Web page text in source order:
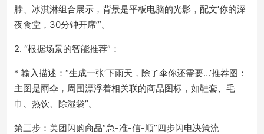
脖、冰淇淋组合展示，背景是平板电脑的光影，配文‘你的深
夜食堂，30分钟开席’”。
2. “根据场景的智能推荐”：
* 输入描述：“生成一张‘下雨天，除了伞你还需要…’推荐图：
主图是雨伞，周围漂浮着相关联的商品图标，如鞋套、毛
巾、热饮、除湿袋”。
第三步：美团闪购商品“急-准-信-顺”四步闪电决策流